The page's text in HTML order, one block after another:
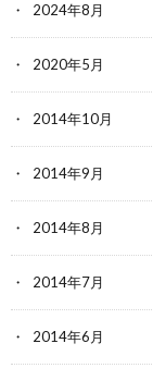
2024年8月
2020年5月
2014年10月
2014年9月
2014年8月
2014年7月
2014年6月